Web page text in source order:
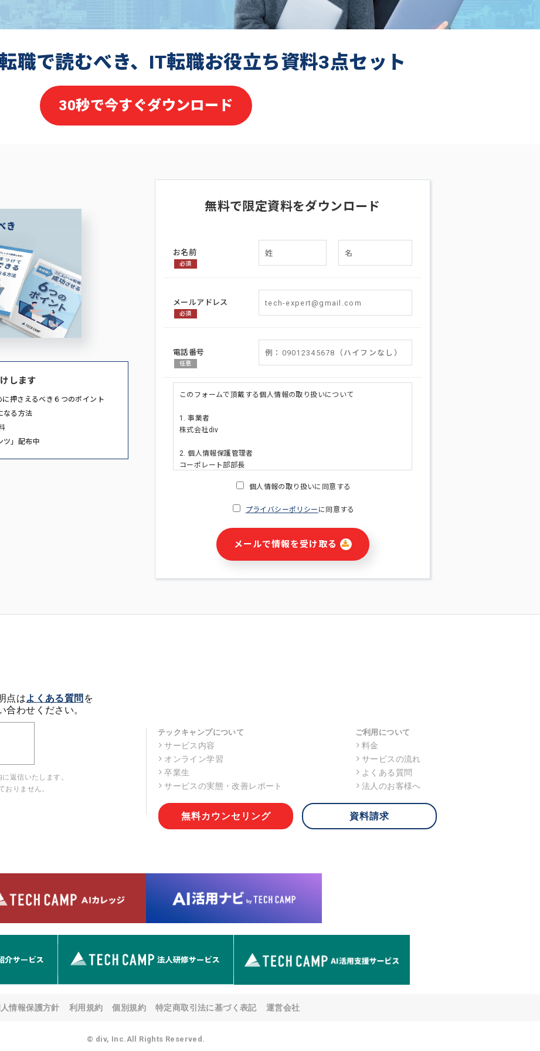
職で読むべき、IT転職お役立ち資料3点セット
30秒で今すぐダウンロード
します
押さえるべき６つのポイント
なる方法
ツ」配布中
無料で限定資料をダウンロード
お名前
必須
メールアドレス
必須
電話番号
任意
このフォームで頂戴する個人情報の取り扱いについて
1. 事業者
株式会社div
2. 個人情報保護管理者
コーポレート部部長
・ご請求された資料の送付のため
・本サービス及び本サービスに関連する情報(当社及び第三者のサー
ビス又は商品等の広告配信・宣伝を含みますが、それらに限定されま
せん)の提供又はそれらに関する連絡のため
5. 個人情報取扱いの委託
当社は事業運営上、前項利用目的の範囲に限って個人情報を外部に委
託することがあります。この場合、個人情報保護水準の高い委託先を
選定し、個人情報の適正管理・機密保持についての契約を交わし、適
6. 個人情報の開示等の請求 ご本人様は、当社に対してご自身の個人
情報の開示等(利用目的の通知、開示、内容の訂正・追加・削除、利
す。ただし、申請が本人確認が不可能な場合や、個人情報保護法の定
す。 なお、アクセスログなどの個人情報以外の情報については、原則
【お問合せ窓口】
株式会社div 個人情報問合せ窓口
〒107-0052 東京都港区赤坂8-4-14 青山タワープレイス6階
メールアドレス:privacy_policy@di-v.co.jp
ご本人様が当社に個人情報を提供されるかどうかは任意によるもので
個人情報の取り扱いに同意する
プライバシーポリシー に同意する
メールで情報を受け取る
点はよくある質問 を
わせください。
返信いたします。
りません。
テックキャンプについて
サービス内容
オンライン学習
卒業生
サービスの実態・改善レポート
ご利用について
料金
サービスの流れ
よくある質問
法人のお客様へ
無料カウンセリング 資料請求
情報保護方針 利用規約 個別規約 特定商取引法に基づく表記 運営会社
© div, Inc.All Rights Reserved.